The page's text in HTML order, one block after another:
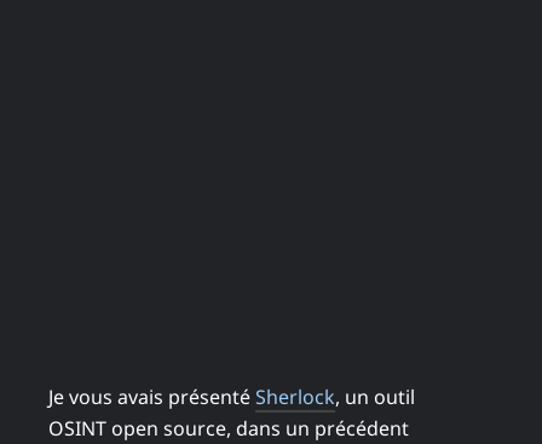
Je vous avais présentéSherlock, un outil
OSINT open source, dans un précédent